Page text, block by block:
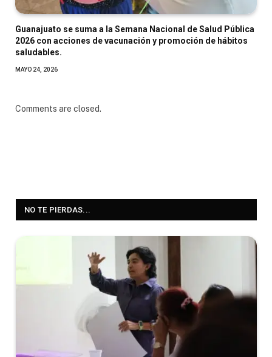
Guanajuato se suma a la Semana Nacional de Salud Pública
2026 con acciones de vacunación y promoción de hábitos
saludables.
MAYO 24, 2026
Comments are closed.
NO TE PIERDAS...